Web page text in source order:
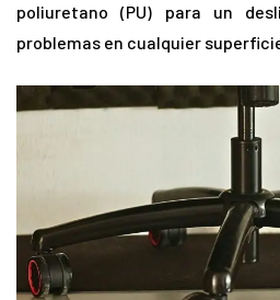
poliuretano (PU) para un
problemas en cualquier